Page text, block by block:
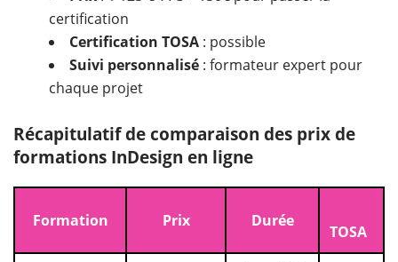
certification
Certification TOSA : possible
Suivi personnalisé : formateur expert pour
chaque projet
Récapitulatif de comparaison des prix de
formations InDesign en ligne
Formation Prix Durée
TOSA